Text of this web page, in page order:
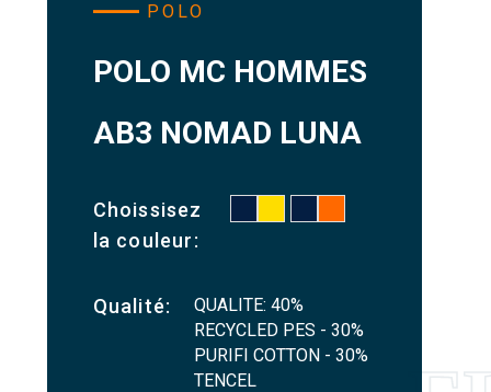
POLO
POLO MC HOMMES
AB3 NOMAD LUNA
Choissisez
la couleur:
Qualité:
QUALITE: 40%
RECYCLED PES - 30%
PURIFI COTTON - 30%
TENCEL